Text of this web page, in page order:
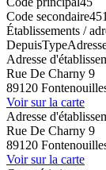
Code secondaire
Établissements /
DepuisType
Adresse
Rue De Charny 9
89120
Voir sur la carte
Adresse
Rue De Charny 9
89120
Voir sur la carte